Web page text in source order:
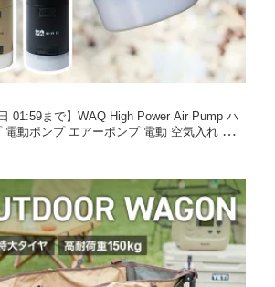
01:59まで】WAQ High Power Air Pump ハ
動ポンプ エアーポンプ 電動 空気入れ アウ
マット エアマット 圧縮袋 浮き輪 空気抜き
型 大容量バッテリー 充電式